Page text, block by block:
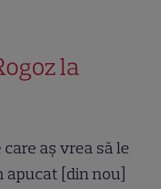
la
care aș vrea să le
apucat [din nou]